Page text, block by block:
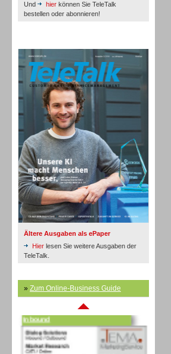
Und
hier können Sie TeleTalk
bestellen oder abonnieren!
Ältere Ausgaben als ePaper
Hier lesen Sie weitere Ausgaben der
TeleTalk.
» Zum Online-Business Guide
Inbound
Inbound